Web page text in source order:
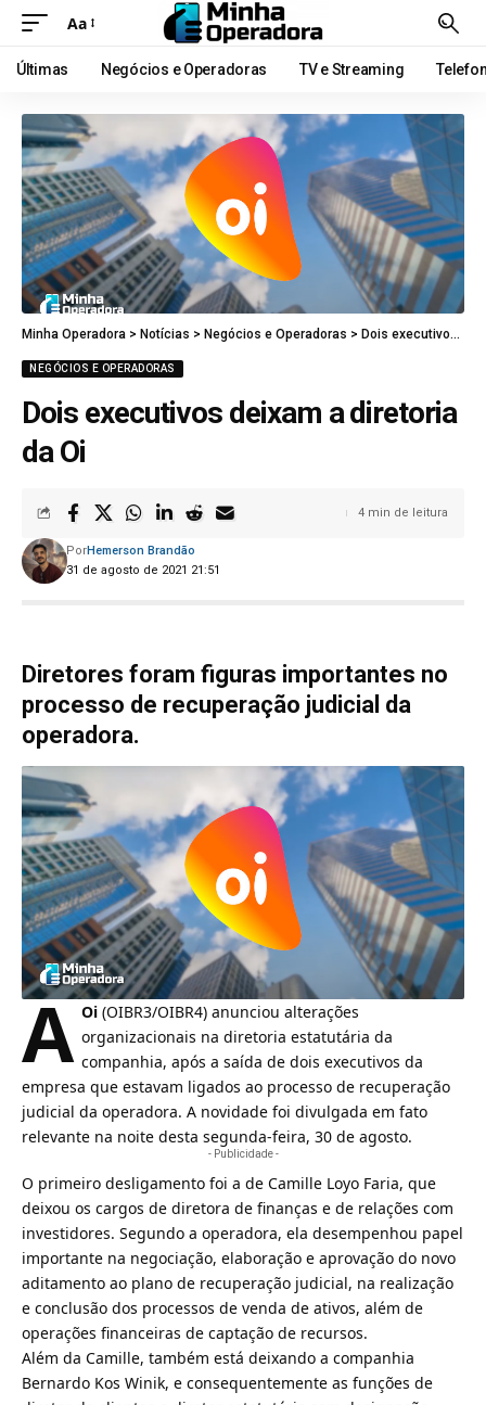
Aa
Últimas Negócios e Operadoras TV e Streaming
Minha Operadora > Notícias > Negócios e Operadoras > Dois executivos deixam a diretoria da Oi
NEGÓCIOS E OPERADORAS
Dois executivos deixam a diretoria
da Oi
31 de agosto de 2021 21:51
PorHemerson Brandão
4 min de leitura
Diretores foram figuras importantes no
processo de recuperação judicial da
operadora.
A Oi (OIBR3/OIBR4) anunciou alterações
organizacionais na diretoria estatutária da
companhia, após a saída de dois executivos da
empresa que estavam ligados ao processo de recuperação
judicial da operadora. A novidade foi divulgada em fato
relevante na noite desta segunda-feira, 30 de agosto.
- Publicidade -
O primeiro desligamento foi a de Camille Loyo Faria, que
deixou os cargos de diretora de finanças e de relações com
investidores. Segundo a operadora, ela desempenhou papel
importante na negociação, elaboração e aprovação do novo
aditamento ao plano de recuperação judicial, na realização
e conclusão dos processos de venda de ativos, além de
operações financeiras de captação de recursos.
Além da Camille, também está deixando a companhia
Bernardo Kos Winik, e consequentemente as funções de